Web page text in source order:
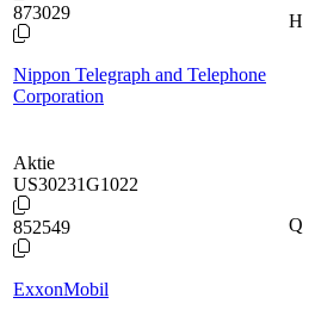
873029
Nippon Telegraph and Telephone
Corporation
H
Aktie
US30231G1022
852549
ExxonMobil
Q